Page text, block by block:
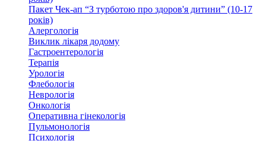
Пакет Чек-ап “З турботою про здоров'я дитини” (10-17
років)
Алергологія
Виклик лікаря додому
Гастроентерологія
Терапія
Урологія
Флебологія
Неврологія
Онкологія
Оперативна гінекологія
Пульмонологія
Психологія